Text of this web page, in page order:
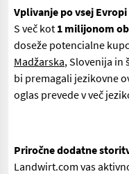
Vplivanje po vsej
S več kot 1 milijonom
doseže potencialne
Madžarska, Slovenija in
bi premagali jezikovne
oglas prevede v več
Priročne dodatne
Landwirt.com vas